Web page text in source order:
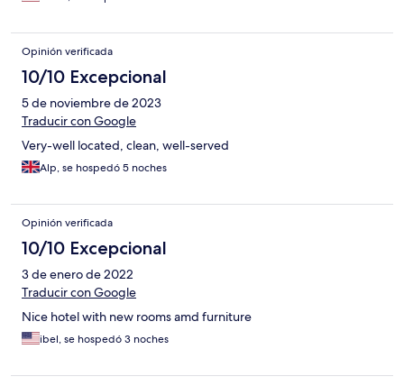
Opinión verificada
10/10 Excepcional
5 de noviembre de 2023
Traducir con Google
Very-well located, clean, well-served
Alp, se hospedó 5 noches
Opinión verificada
10/10 Excepcional
3 de enero de 2022
Traducir con Google
Nice hotel with new rooms amd furniture
ibel, se hospedó 3 noches